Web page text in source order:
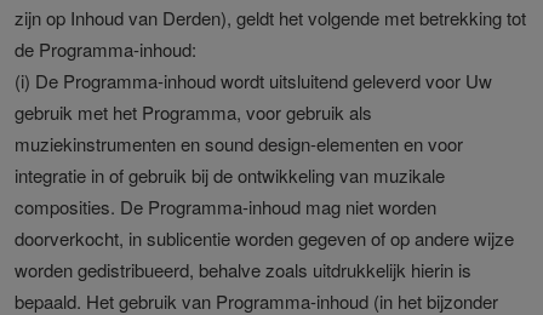
zijn op Inhoud van Derden), geldt het volgende met betrekking tot
de Programma-inhoud:
(i) De Programma-inhoud wordt uitsluitend geleverd voor Uw
gebruik met het Programma, voor gebruik als
muziekinstrumenten en sound design-elementen en voor
integratie in of gebruik bij de ontwikkeling van muzikale
composities. De Programma-inhoud mag niet worden
doorverkocht, in sublicentie worden gegeven of op andere wijze
worden gedistribueerd, behalve zoals uitdrukkelijk hierin is
bepaald. Het gebruik van Programma-inhoud (in het bijzonder